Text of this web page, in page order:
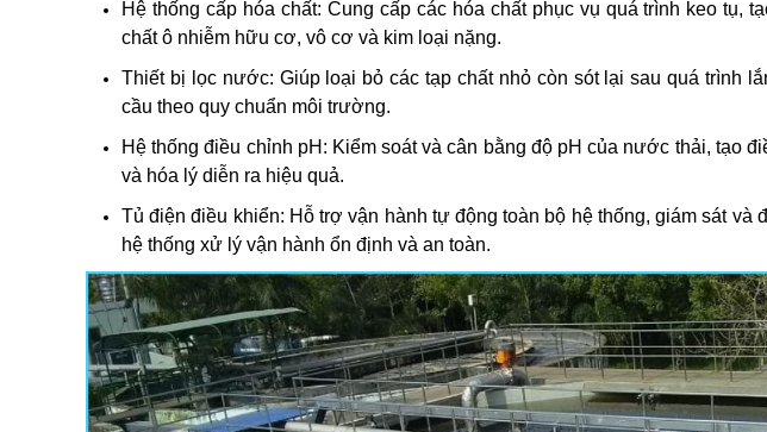
Hệ thống cấp hóa chất: Cung cấp các hóa chất phục vụ quá trình keo tụ,
chất ô nhiễm hữu cơ, vô cơ và kim loại nặng.
Thiết bị lọc nước: Giúp loại bỏ các tạp chất nhỏ còn sót lại sau quá trình
cầu theo quy chuẩn môi trường.
Hệ thống điều chỉnh pH: Kiểm soát và cân bằng độ pH của nước thải, tạo
và hóa lý diễn ra hiệu quả.
Tủ điện điều khiển: Hỗ trợ vận hành tự động toàn bộ hệ thống, giám sát và
hệ thống xử lý vận hành ổn định và an toàn.